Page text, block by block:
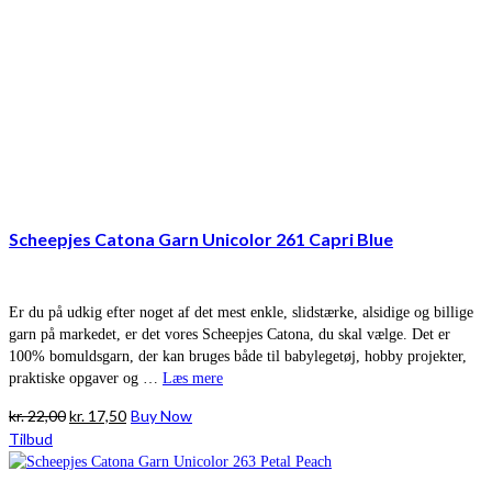
Scheepjes Catona Garn Unicolor 261 Capri Blue
Er du på udkig efter noget af det mest enkle, slidstærke, alsidige og billige
garn på markedet, er det vores Scheepjes Catona, du skal vælge. Det er
100% bomuldsgarn, der kan bruges både til babylegetøj, hobby projekter,
praktiske opgaver og … Læs mere
kr.22,00Den
pris
kr. 17,50Den
pris
Buy Now
Tilbud